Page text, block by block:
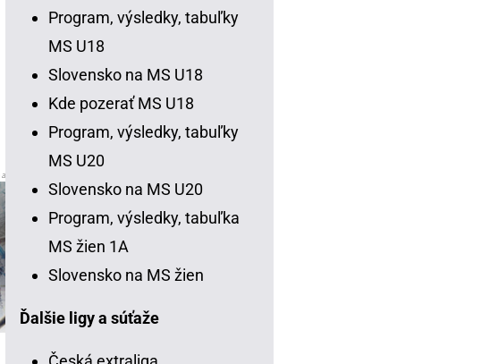
Program, výsledky, tabuľky
MS U18
Slovensko na MS U18
Kde pozerať MS U18
Program, výsledky, tabuľky
MS U20
Slovensko na MS U20
Program, výsledky, tabuľka
MS žien 1A
Slovensko na MS žien
Ďalšie ligy a súťaže